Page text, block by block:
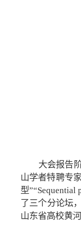
大会报告
山学者特聘专
型”“Sequential
了三个分论坛
山东省高校黄